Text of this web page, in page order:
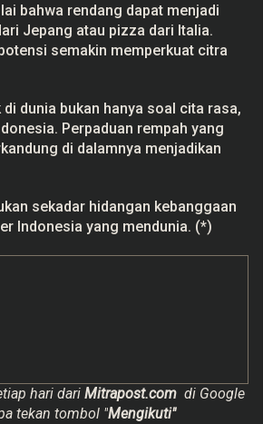
bahwa rendang dapat menjadi
Jepang atau pizza dari Italia.
semakin memperkuat citra
dunia bukan hanya soal cita rasa,
Perpaduan rempah yang
di dalamnya menjadikan
sekadar hidangan kebanggaan
Indonesia yang mendunia. (*)
hari dariMitrapost.com di Google
tekan tombol "Mengikuti"